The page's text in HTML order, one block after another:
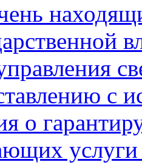
с
о